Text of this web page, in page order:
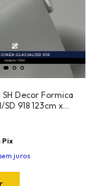
Decor Formica
918 123cm x
Pix
sem juros